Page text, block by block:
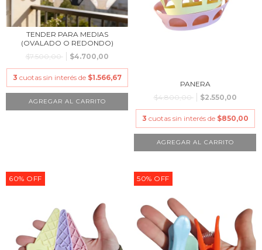
TENDER PARA MEDIAS
(OVALADO O REDONDO)
$7.500,00
$4.700,00
3 cuotas sin interés de $1.566,67
PANERA
$4.800,00
$2.550,00
3 cuotas sin interés de $850,00
60% OFF 50% OFF